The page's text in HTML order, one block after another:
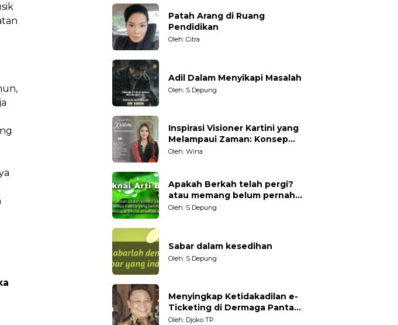
Patah Arang di Ruang
Pendidikan
Oleh: Citra
Adil Dalam Menyikapi Masalah
Oleh: S Depung
Inspirasi Visioner Kartini yang
Melampaui Zaman: Konsep
Kecakapan Hidup bagi
Oleh: Wina
Apakah Berkah telah pergi?
atau memang belum pernah
datang?
Oleh: S Depung
Sabar dalam kesedihan
Oleh: S Depung
Menyingkap Ketidakadilan e-
Ticketing di Dermaga Pantai
Kartini Jepara, terhadap
Oleh: Djoko TP